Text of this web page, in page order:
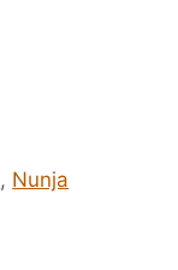
, Nunja